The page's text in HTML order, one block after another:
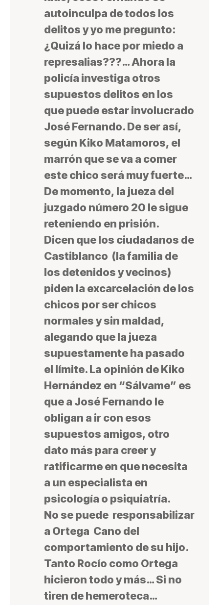
autoinculpa de todos los
delitos y yo me pregunto:
¿Quizá lo hace por miedo a
represalias???… Ahora la
policía investiga otros
supuestos delitos en los
que puede estar involucrado
José Fernando. De ser así,
según Kiko Matamoros, el
marrón que se va a comer
este chico será muy fuerte…
De momento, la jueza del
juzgado número 20 le sigue
reteniendo en prisión.
Dicen que los ciudadanos de
Castiblanco (la familia de
los detenidos y vecinos)
piden la excarcelación de los
chicos por ser chicos
normales y sin maldad,
alegando que la jueza
supuestamente ha pasado
el límite. La opinión de Kiko
Hernández en “Sálvame” es
que a José Fernando le
obligan a ir con esos
supuestos amigos, otro
dato más para creer y
ratificarme en que necesita
a un especialista en
psicología o psiquiatría.
No se puede responsabilizar
a Ortega Cano del
comportamiento de su hijo.
Tanto Rocío como Ortega
hicieron todo y más… Si no
tiren de hemeroteca…